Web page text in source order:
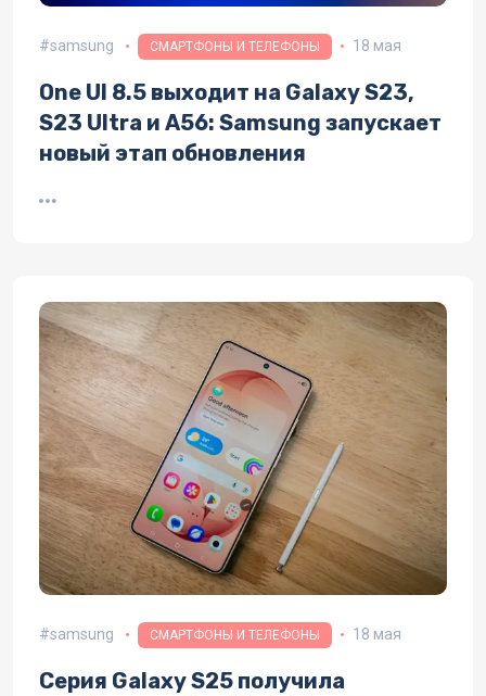
samsung СМАРТФОНЫ И ТЕЛЕФОНЫ 18 мая
One UI 8.5 выходит на Galaxy S23,
S23 Ultra и A56: Samsung запускает
новый этап обновления
samsung СМАРТФОНЫ И ТЕЛЕФОНЫ 18 мая
Серия Galaxy S25 получила